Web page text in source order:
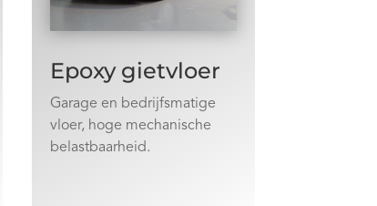
Epoxy gietvloer
Garage en bedrijfsmatige
vloer, hoge mechanische
belastbaarheid.